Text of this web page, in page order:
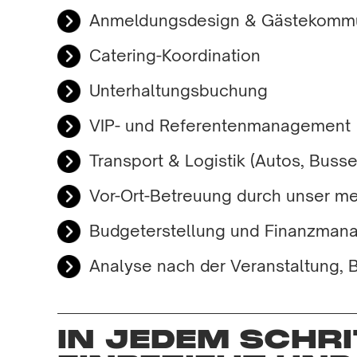
Anmeldungsdesign &
Catering-Koordination
Unterhaltungsbuchung
VIP- und Referentenmanagement
Transport & Logistik (Autos,
Vor-Ort-Betreuung durch unser
Budgeterstellung und
Analyse nach der
EIN
IN JEDEM